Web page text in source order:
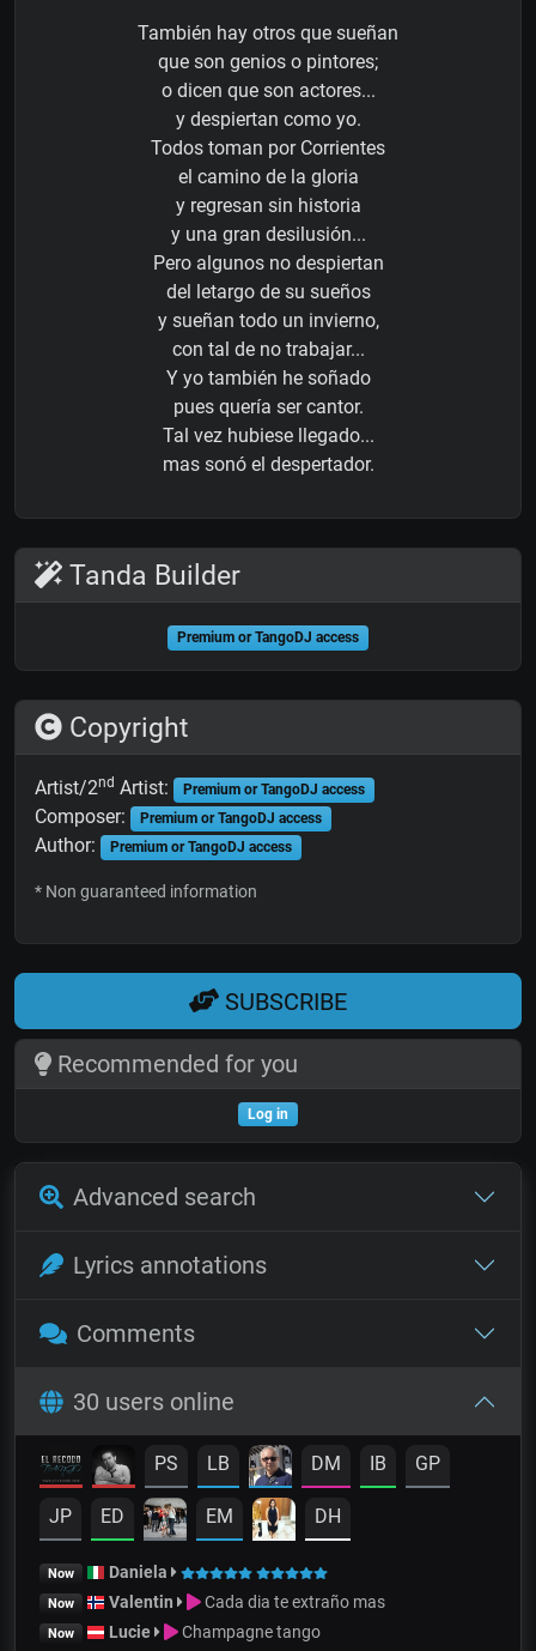
También hay otros que sueñan
que son genios o pintores;
o dicen que son actores...
y despiertan como yo.
Todos toman por Corrientes
el camino de la gloria
y regresan sin historia
y una gran desilusión...
Pero algunos no despiertan
del letargo de su sueños
y sueñan todo un invierno,
con tal de no trabajar...
Y yo también he soñado
pues quería ser cantor.
Tal vez hubiese llegado...
mas sonó el despertador.
Tanda Builder
Premium or TangoDJ access
Copyright
Artist/2nd Artist: Premium or TangoDJ access
Composer: Premium or TangoDJ access
Author: Premium or TangoDJ access
* Non guaranteed information
SUBSCRIBE
Recommended for you
Log in
Advanced search
Lyrics annotations
Comments
30 users online
PS LB DM IB GP
JP ED EM DH
Now Daniela
Now Valentin Cada dia te extraño mas
Now Lucie Champagne tango